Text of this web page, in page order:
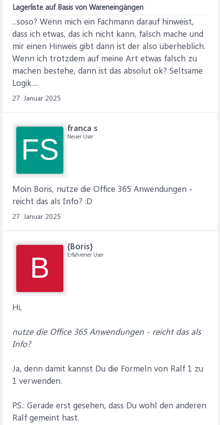
Lagerliste auf Basis von Wareneingängen
...soso? Wenn mich ein Fachmann darauf hinweist,
dass ich etwas, das ich nicht kann, falsch mache und
mir einen Hinweis gibt dann ist der also überheblich.
Wenn ich trotzdem auf meine Art etwas falsch zu
machen bestehe, dann ist das absolut ok? Seltsame
Logik....
27. Januar 2025
FS
franca s
Neuer User
Moin Boris, nutze die Office 365 Anwendungen -
reicht das als Info? :D
27. Januar 2025
B
{Boris}
Erfahrener User
Hi,
nutze die Office 365 Anwendungen - reicht das als
Info?
Ja, denn damit kannst Du die Formeln von Ralf 1 zu
1 verwenden.
P.S.: Gerade erst gesehen, dass Du wohl den anderen
Ralf gemeint hast.